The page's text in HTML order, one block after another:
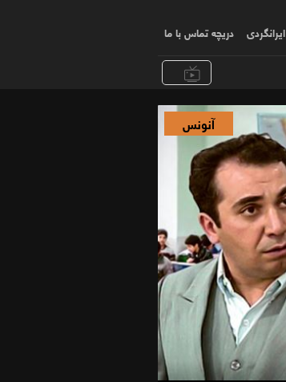
ایرانگردی دریچه تماس با ما
آنونس